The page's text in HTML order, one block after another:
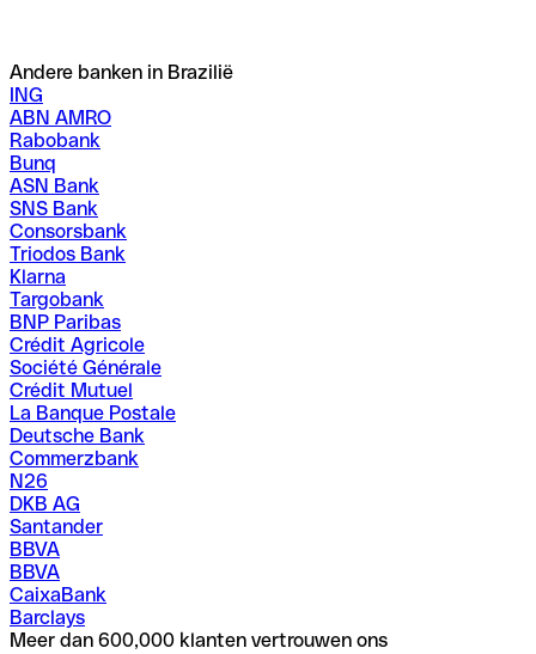
Andere banken in Brazilië
ING
ABN AMRO
Rabobank
Bunq
ASN Bank
SNS Bank
Consorsbank
Triodos Bank
Klarna
Targobank
BNP Paribas
Crédit Agricole
Société Générale
Crédit Mutuel
La Banque Postale
Deutsche Bank
Commerzbank
N26
DKB AG
Santander
BBVA
BBVA
CaixaBank
Barclays
Meer dan 600,000 klanten vertrouwen ons